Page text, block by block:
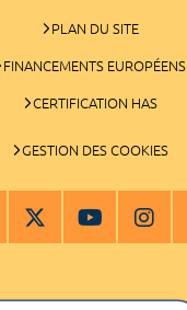
PLAN DU SITE
FINANCEMENTS EUROPÉENS
CERTIFICATION HAS
GESTION DES COOKIES